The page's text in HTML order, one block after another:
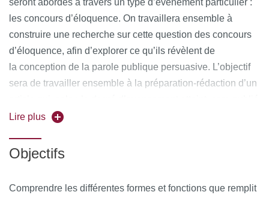
seront abordés à travers un type d’événement particulier :
les concours d’éloquence. On travaillera ensemble à
construire une recherche sur cette question des concours
d’éloquence, afin d’explorer ce qu’ils révèlent de
la conception de la parole publique persuasive. L’objectif
sera de travailler ensemble à la préparation-rédaction d’un
sur le site du laboratoire EDA, ou soumis à une revue pour
séminaire de recherche ARA (Atelier Rhétorique et
Argumentation) consacrée aux concours d’éloquence.
Lire plus
Objectifs
Comprendre les différentes formes et fonctions que remplit